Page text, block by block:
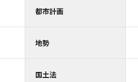
都市計画
地勢
国土法